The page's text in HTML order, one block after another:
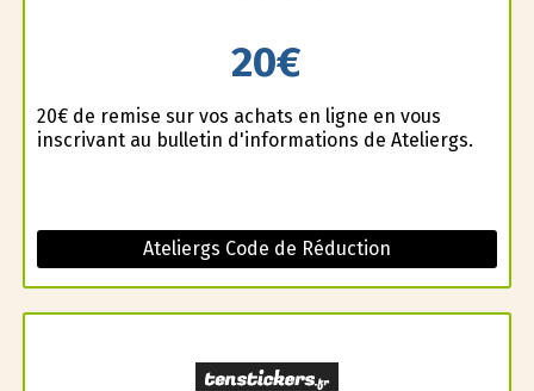
20€
20€ de remise sur vos achats en ligne en vous
inscrivant au bulletin d'informations de Ateliergs.
Ateliergs Code de Réduction